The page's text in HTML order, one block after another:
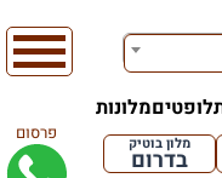
לופטיםמלונות
פרסום מלון בוטיק
בדרום